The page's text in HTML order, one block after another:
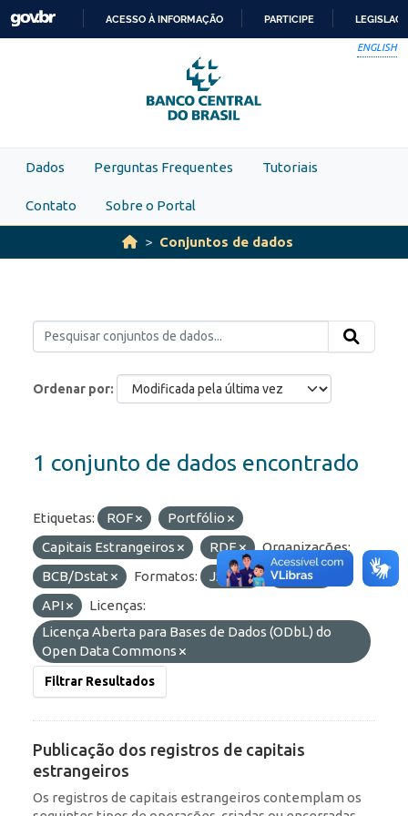
Skip to main content
PARA
O
CONTEÚDO
ACESSO À INFORMAÇÃO PARTICIPE
ENGLISH
Dados Perguntas Frequentes Tutoriais
Contato Sobre o Portal
Conjuntos de dados
Ordenar por
1 conjunto de dados encontrado
Etiquetas: ROF
Portfólio
Capitais Estrangeiros
RDE
Organizações:
BCB/Dstat
Formatos: JSON
HTML
API
Licenças:
Licença Aberta para Bases de Dados (ODbL) do
Open Data Commons
Filtrar Resultados
Publicação dos registros de capitais
estrangeiros
Os registros de capitais estrangeiros contemplam os